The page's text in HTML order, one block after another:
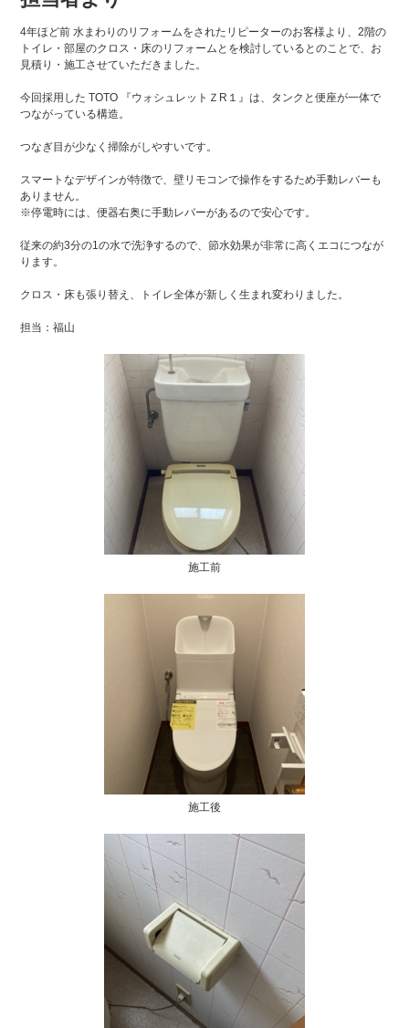
4年ほど前 水まわりのリフォームをされたリピーターのお客様より、2階の
トイレ・部屋のクロス・床のリフォームとを検討しているとのことで、お
見積り・施工させていただきました。
今回採用した TOTO 『ウォシュレットＺR１』は、タンクと便座が一体で
つながっている構造。
つなぎ目が少なく掃除がしやすいです。
スマートなデザインが特徴で、壁リモコンで操作をするため手動レバーも
ありません。
※停電時には、便器右奥に手動レバーがあるので安心です。
従来の約3分の1の水で洗浄するので、節水効果が非常に高くエコにつなが
ります。
クロス・床も張り替え、トイレ全体が新しく生まれ変わりました。
担当：福山
施工前
施工後